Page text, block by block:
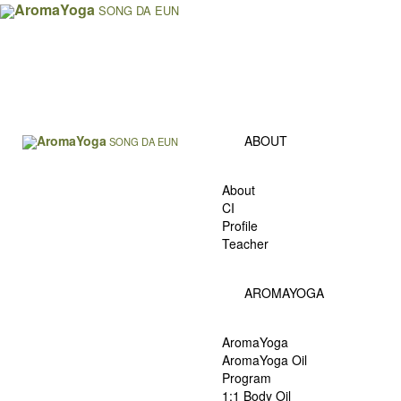
AromaYoga SONG DA EUN
AromaYogaSONG DA EUN ABOUT
About
CI
Profile
Teacher
AROMAYOGA
AromaYoga
AromaYoga Oil
Program
1:1 Body Oil